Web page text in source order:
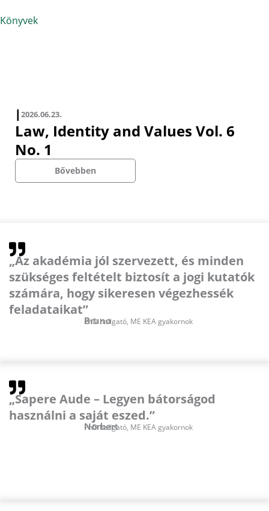
Könyvek
┃ 2026.06.23.
Law, Identity and Values Vol. 6
No. 1
Bővebben
„Az akadémia jól szervezett, és minden
szükséges feltételt biztosít a jogi kutatók
számára, hogy sikeresen végezhessék
feladataikat”
Bruno
PhD hallgató, ME KEA gyakornok
„Sapere Aude – Legyen bátorságod
használni a saját eszed.”
Norbert
PhD hallgató, ME KEA gyakornok